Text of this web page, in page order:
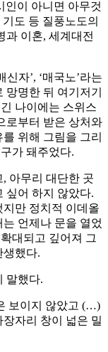
인이 아니면 아무것
도 등 질풍노도의
과 이혼, 세계대전
자’, ‘매국노’라는
명한 뒤 여기저기
나이에는 스위스
로부터 받은 상처와
위해 그림을 그리
가 돼주었다.
아무리 대단한 곳
싶어 하지 않았다.
만 정치적 이데올
언제나 문을 열었
대되고 깊어져 그
생했다.
말했다.
보이지 않았고 (…)
자리 창이 넓은 밀